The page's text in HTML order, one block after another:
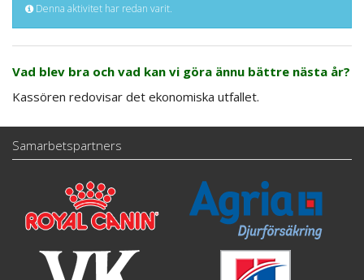
Denna aktivitet har redan varit.
Vad blev bra och vad kan vi göra ännu bättre nästa år?
Kassören redovisar det ekonomiska utfallet.
Samarbetspartners